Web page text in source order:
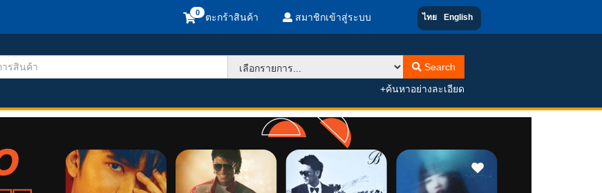
ตะกร้าสินค้า สมาชิกเข้าสู่ระบบ ไทย English
Search
+ค้นหาอย่างละเอียด